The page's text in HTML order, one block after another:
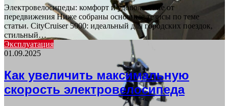
Электровелосипеды: комфорт и удовольствие от
передвижения Ниже собраны основные тезисы по теме
статьи. CityCruiser 5000: идеальный для городских поездок,
стильный…
Эксплуатация
01.09.2025
Как увеличить максимальную
скорость электровелосипеда